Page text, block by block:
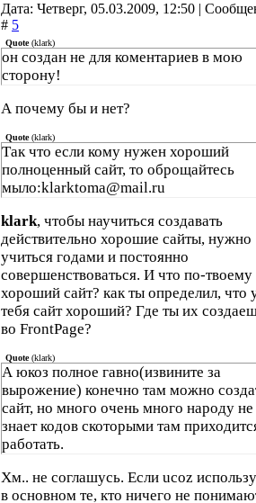
Дата: Четверг, 05.03.2009, 12:50 |
# 5
Quote(klark)
он создан не для коментариев в мою
сторону!
А почему бы и нет?
Quote(klark)
Так что если кому нужен хороший
полноценный сайт, то оброщайтесь
мыло:klarktoma@mail.ru
klark, чтобы научиться создавать
действительно хорошие сайты, нужно
учиться годами и постоянно
совершенствоваться. И что по-твоему
хороший сайт? как ты определил, что
тебя сайт хороший? Где ты их
во FrontPage?
Quote(klark)
А юкоз полное гавно(извините за
вырожение) конечно там можно
сайт, но много очень много народу не
знает кодов скоторыми там
работать.
Хм.. не соглашусь. Если ucoz
в основном те, кто ничего не